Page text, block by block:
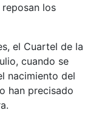
los
el Cuartel de la
cuando se
nacimiento del
han precisado